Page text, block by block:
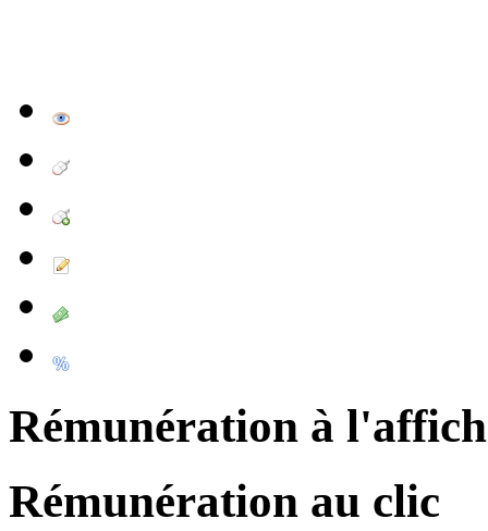
Rémunération à
Rémunération au clic